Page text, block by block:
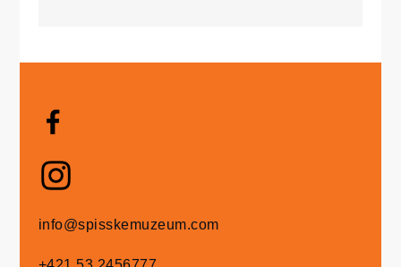
info@spisskemuzeum.com